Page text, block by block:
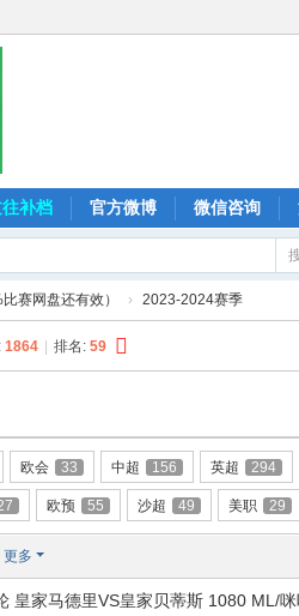
补档 官方微博 微信咨询
赛网盘还有效） › 2023-2024赛季
1864 排名: 59
欧会 33 中超 156 英超 294
欧预 55 沙超 49 美职 29
更多
皇家马德里VS皇家贝蒂斯 1080 ML/